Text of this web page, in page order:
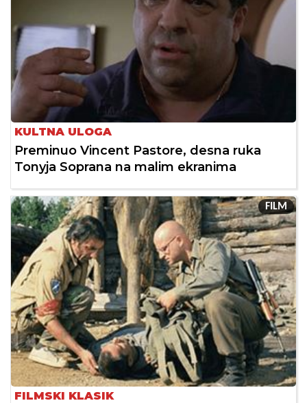
KULTNA ULOGA
Preminuo Vincent Pastore, desna ruka
Tonyja Soprana na malim ekranima
FILM
FILMSKI KLASIK